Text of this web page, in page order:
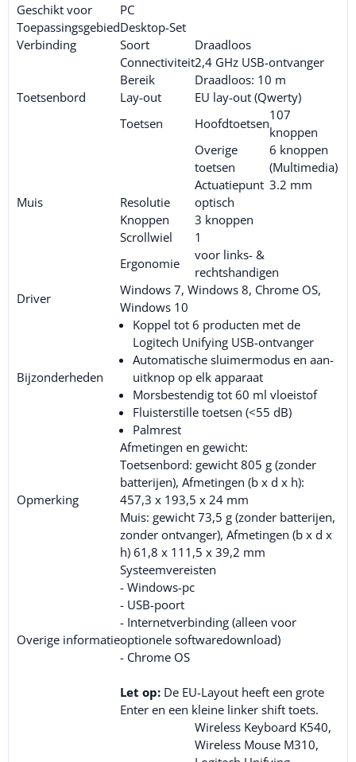
Geschikt voor
PC
ToepassingsgebiedDesktop-Set
Verbinding
Soort
Draadloos
Connectiviteit2,4 GHz USB-ontvanger
Bereik
Draadloos: 10 m
Toetsenbord
Lay-out
EU lay-out (Qwerty)
Toetsen
Hoofdtoetsen
107
knoppen
Overige
toetsen
6 knoppen
(Multimedia)
Actuatiepunt 3.2 mm
Muis
Resolutie
optisch
Knoppen
3 knoppen
Scrollwiel
1
Ergonomie
voor links- &
rechtshandigen
Driver
Windows 7, Windows 8, Chrome OS,
Windows 10
Bijzonderheden
Koppel tot 6 producten met de
Logitech Unifying USB-ontvanger
Automatische sluimermodus en aan-
uitknop op elk apparaat
Morsbestendig tot 60 ml vloeistof
Fluisterstille toetsen (<55 dB)
Palmrest
Opmerking
Afmetingen en gewicht:
Toetsenbord: gewicht 805 g (zonder
batterijen), Afmetingen (b x d x h):
457,3 x 193,5 x 24 mm
Muis: gewicht 73,5 g (zonder batterijen,
zonder ontvanger), Afmetingen (b x d x
h) 61,8 x 111,5 x 39,2 mm
Overige informatie
Systeemvereisten
- Windows-pc
- USB-poort
- Internetverbinding (alleen voor
optionele softwaredownload)
- Chrome OS
Let op: De EU-Layout heeft een grote
Enter en een kleine linker shift toets.
Wireless Keyboard K540,
Wireless Mouse M310,